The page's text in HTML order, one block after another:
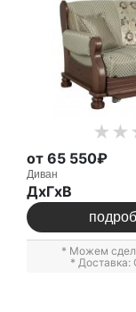
от 65 550₽
Диван
ДxГxВ
* Можем
* Доставка: